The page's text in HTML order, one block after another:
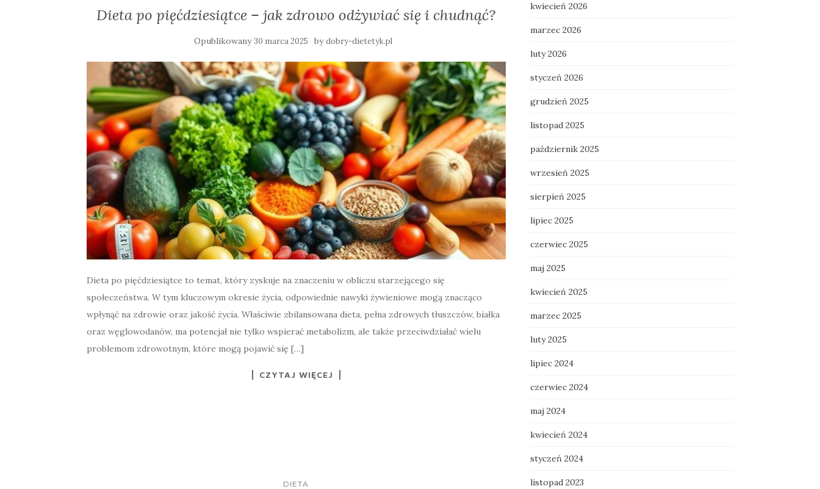
Dieta po pięćdziesiątce – jak zdrowo odżywiać się i chudnąć?
Opublikowany 30 marca 2025 bydobry-dietetyk.pl
Dieta po pięćdziesiątce to temat, który zyskuje na znaczeniu w obliczu starzejącego się
społeczeństwa. W tym kluczowym okresie życia, odpowiednie nawyki żywieniowe mogą znacząco
wpłynąć na zdrowie oraz jakość życia. Właściwie zbilansowana dieta, pełna zdrowych tłuszczów, białka
oraz węglowodanów, ma potencjał nie tylko wspierać metabolizm, ale także przeciwdziałać wielu
problemom zdrowotnym, które mogą pojawić się […]
CZYTAJ WIĘCEJ
DIETA
kwiecień 2026
marzec 2026
luty 2026
styczeń 2026
grudzień 2025
listopad 2025
październik 2025
wrzesień 2025
sierpień 2025
lipiec 2025
czerwiec 2025
maj 2025
kwiecień 2025
marzec 2025
luty 2025
lipiec 2024
czerwiec 2024
maj 2024
kwiecień 2024
styczeń 2024
listopad 2023